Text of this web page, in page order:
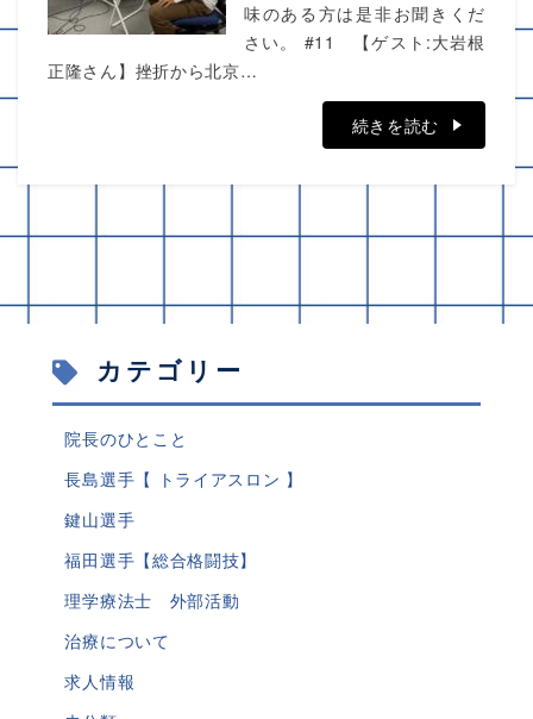
味のある方は是非お聞きくだ
さい。 #11 【ゲスト:大岩根
正隆さん】挫折から北京…
続きを読む
カテゴリー
院長のひとこと
長島選手【 トライアスロン 】
鍵山選手
福田選手【総合格闘技】
理学療法士 外部活動
治療について
求人情報